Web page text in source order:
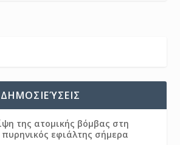
της ατομικής βόμβας στη
εφιάλτης σήμερα